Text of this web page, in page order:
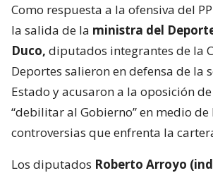
Como respuesta a la ofensiva del
la salida de la ministra del
Duco, diputados integrantes de la
Deportes salieron en defensa de la
Estado y acusaron a la oposición
“debilitar al Gobierno” en medio de
controversias que enfrenta la
Los diputados Roberto Arroyo